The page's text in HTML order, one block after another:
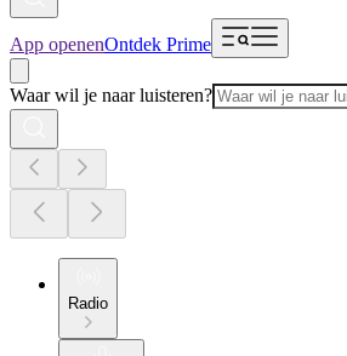
App openenOntdek Prime
Waar wil je naar luisteren?
Radio